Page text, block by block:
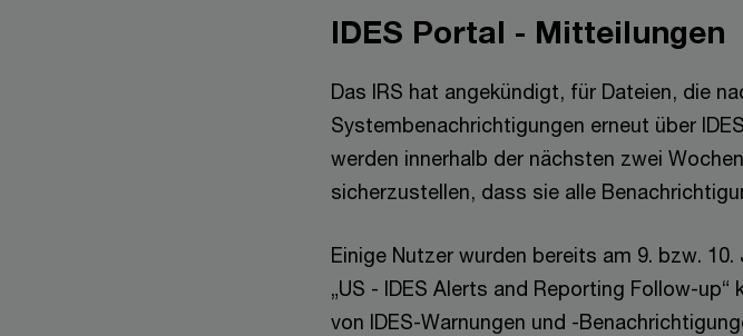
IDES Portal - Mitteilungen
Das IRS hat angekündigt, für Dateien, die
Systembenachrichtigungen erneut über
werden innerhalb der nächsten zwei
sicherzustellen, dass sie alle
Einige Nutzer wurden bereits am 9. bzw.
„US - IDES Alerts and Reporting Follow-
von IDES-Warnungen und -